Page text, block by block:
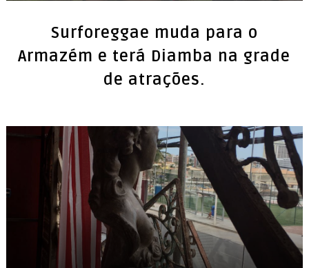
Surforeggae muda para o
Armazém e terá Diamba na grade
de atrações.